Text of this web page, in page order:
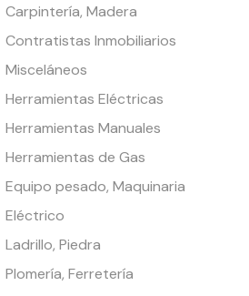
Carpintería, Madera
Contratistas Inmobiliarios
Misceláneos
Herramientas Eléctricas
Herramientas Manuales
Herramientas de Gas
Equipo pesado, Maquinaria
Eléctrico
Ladrillo, Piedra
Plomería, Ferretería